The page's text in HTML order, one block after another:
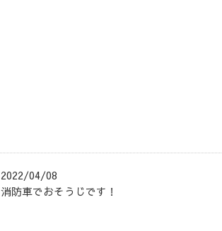
2022/04/08
消防車でおそうじです！